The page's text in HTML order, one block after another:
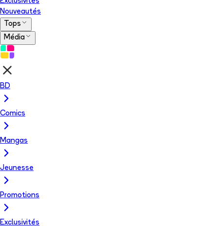
Nouveautés
Tops
Média
BD
Comics
Mangas
Jeunesse
Promotions
Exclusivités